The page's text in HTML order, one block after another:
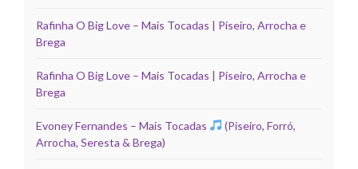
Rafinha O Big Love – Mais Tocadas | Piseiro, Arrocha e
Brega
Rafinha O Big Love – Mais Tocadas | Piseiro, Arrocha e
Brega
Evoney Fernandes – Mais Tocadas
(Piseiro, Forró,
Arrocha, Seresta & Brega)